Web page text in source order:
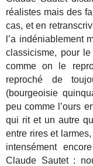
réalistes mais des
cas, et en
l’a indéniablement
classicisme, pour
comme on le
reproché de
(bourgeoisie
peu comme l’ours
qui rit et un autre
entre rires et
intensément
Claude Sautet :